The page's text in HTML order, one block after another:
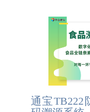
通宝TB222